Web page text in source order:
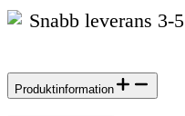
Snabb leverans 3-
Produktinformation